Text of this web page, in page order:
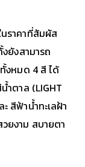
ราคาที่สัมผัส
ยังสามารถ
งหมด 4 สี ได้
ำตาล (LIGHT
ะ สีฟ้าน้ำทะเลฝ้า
ยงาม สบายตา